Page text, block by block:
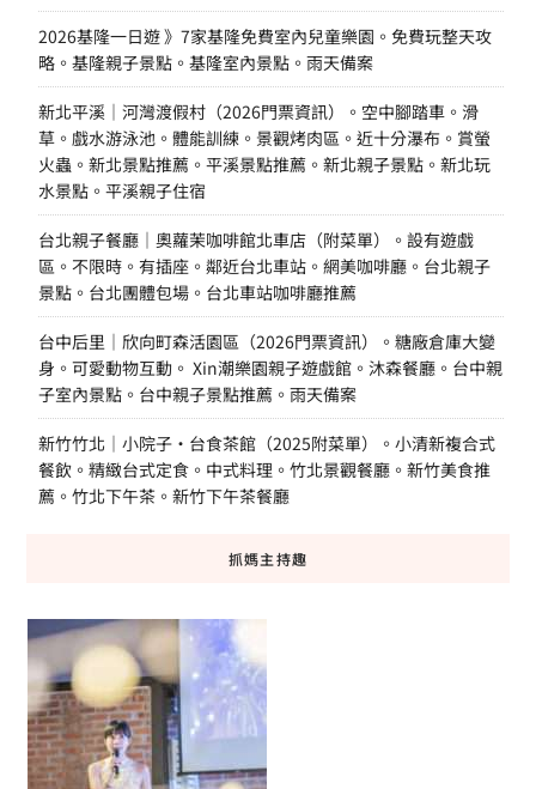
2026基隆一日遊 》7家基隆免費室內兒童樂園。免費玩整天攻
略。基隆親子景點。基隆室內景點。雨天備案
新北平溪｜河灣渡假村（2026門票資訊）。空中腳踏車。滑
草。戲水游泳池。體能訓練。景觀烤肉區。近十分瀑布。賞螢
火蟲。新北景點推薦。平溪景點推薦。新北親子景點。新北玩
水景點。平溪親子住宿
台北親子餐廳｜奧蘿茉咖啡館北車店（附菜單）。設有遊戲
區。不限時。有插座。鄰近台北車站。網美咖啡廳。台北親子
景點。台北團體包場。台北車站咖啡廳推薦
台中后里｜欣向町森活園區（2026門票資訊）。糖廠倉庫大變
身。可愛動物互動。 Xin潮樂園親子遊戲館。沐森餐廳。台中親
子室內景點。台中親子景點推薦。雨天備案
新竹竹北｜小院子·台食茶館（2025附菜單）。小清新複合式
餐飲。精緻台式定食。中式料理。竹北景觀餐廳。新竹美食推
薦。竹北下午茶。新竹下午茶餐廳
抓媽主持趣